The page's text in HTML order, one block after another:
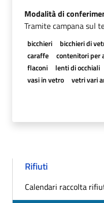
Modalità di
Tramite campana sul
bicchieri bicchieri di
caraffe
contenitori per
flaconi
lenti di occhiali
vasi in vetro
vetri vari
Rifiuti
Calendari raccolta